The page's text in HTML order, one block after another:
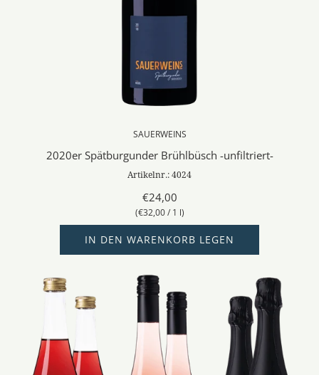
SAUERWEINS
2020er Spätburgunder Brühlbüsch -unfiltriert-
Artikelnr.: 4024
€24,00
(€32,00 / 1 l)
IN DEN WARENKORB LEGEN